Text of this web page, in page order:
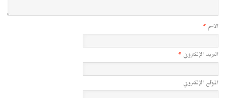
الاسم *
البريد الإلكتروني *
الموقع الإلكتروني